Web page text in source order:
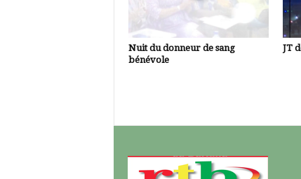
Nuit du donneur de sang
bénévole
JT